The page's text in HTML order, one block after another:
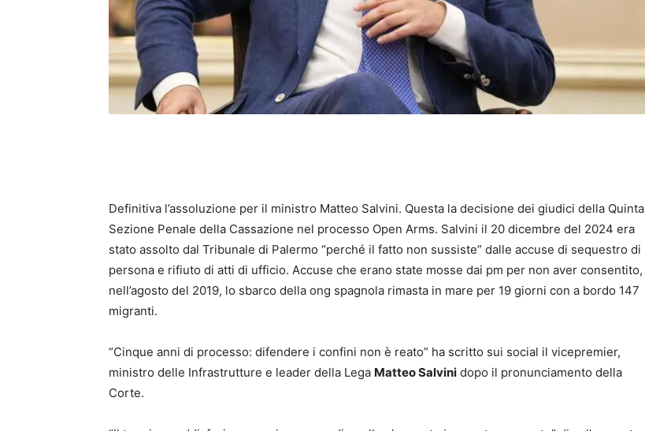
Definitiva l’assoluzione per il ministro Matteo Salvini. Questa la decisione dei giudici della Quinta
Sezione Penale della Cassazione nel processo Open Arms. Salvini il 20 dicembre del 2024 era
stato assolto dal Tribunale di Palermo “perché il fatto non sussiste” dalle accuse di sequestro di
persona e rifiuto di atti di ufficio. Accuse che erano state mosse dai pm per non aver consentito,
nell’agosto del 2019, lo sbarco della ong spagnola rimasta in mare per 19 giorni con a bordo 147
migranti.
“Cinque anni di processo: difendere i confini non è reato” ha scritto sui social il vicepremier,
ministro delle Infrastrutture e leader della Lega Matteo Salvini dopo il pronunciamento della
Corte.